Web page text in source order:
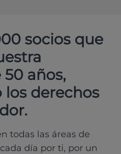
socios que
años,
derechos
todas las áreas de
día por ti, por un